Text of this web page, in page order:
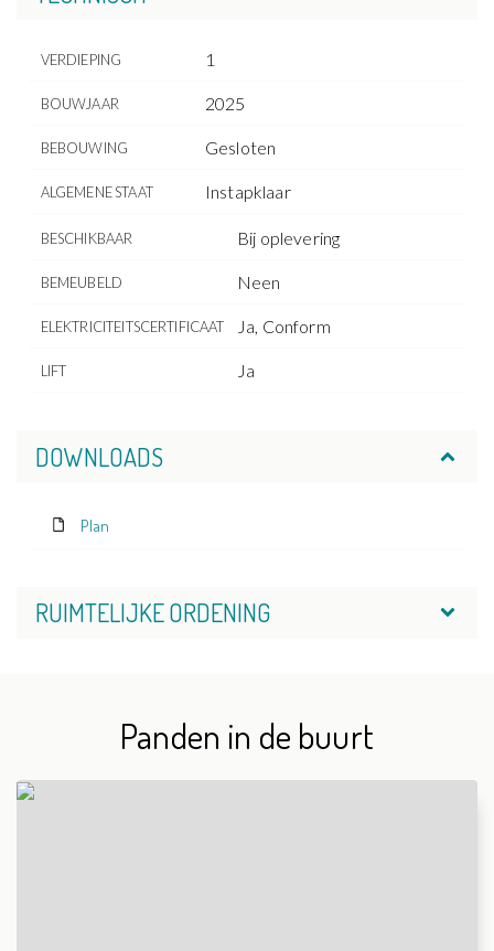
VERDIEPING 1
BOUWJAAR 2025
BEBOUWING Gesloten
ALGEMENE STAAT Instapklaar
BESCHIKBAAR Bij oplevering
BEMEUBELD Neen
ELEKTRICITEITSCERTIFICAAT Ja, Conform
LIFT Ja
DOWNLOADS
Plan
RUIMTELIJKE ORDENING
Panden in de buurt